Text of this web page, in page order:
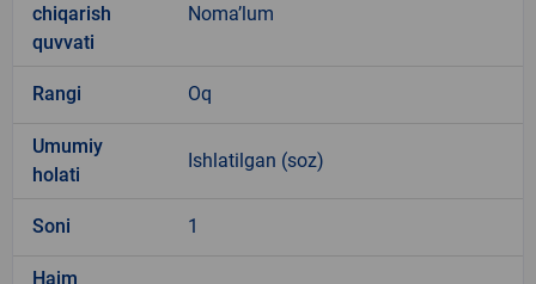
chiqarish
quvvati
Noma’lum
Rangi Oq
Umumiy
holati
Ishlatilgan (soz)
Soni 1
Hajm